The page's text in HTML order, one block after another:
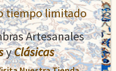
1.350,00€.
tiempo limitado
Artesanales
yClásicas